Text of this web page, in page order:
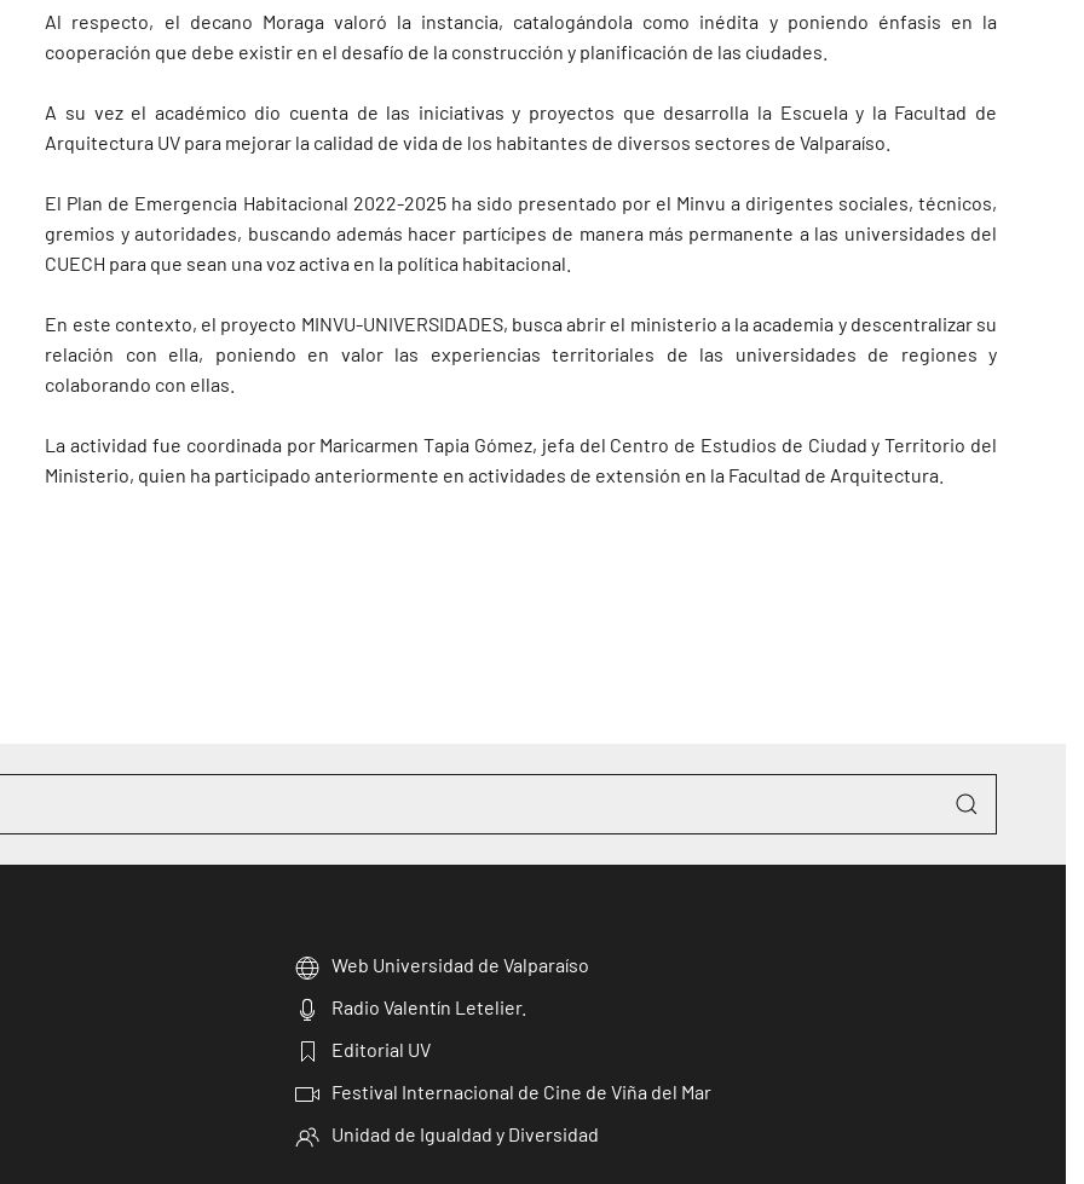
Al respecto, el decano Moraga valoró la instancia, catalogándola como inédita y poniendo énfasis en la
cooperación que debe existir en el desafío de la construcción y planificación de las ciudades.
A su vez el académico dio cuenta de las iniciativas y proyectos que desarrolla la Escuela y la Facultad de
Arquitectura UV para mejorar la calidad de vida de los habitantes de diversos sectores de Valparaíso.
El Plan de Emergencia Habitacional 2022-2025 ha sido presentado por el Minvu a dirigentes sociales, técnicos,
gremios y autoridades, buscando además hacer partícipes de manera más permanente a las universidades del
CUECH para que sean una voz activa en la política habitacional.
En este contexto, el proyecto MINVU-UNIVERSIDADES, busca abrir el ministerio a la academia y descentralizar su
relación con ella, poniendo en valor las experiencias territoriales de las universidades de regiones y
colaborando con ellas.
La actividad fue coordinada por Maricarmen Tapia Gómez, jefa del Centro de Estudios de Ciudad y Territorio del
Ministerio, quien ha participado anteriormente en actividades de extensión en la Facultad de Arquitectura.
Web Universidad de Valparaíso
Radio Valentín Letelier.
Editorial UV
Festival Internacional de Cine de Viña del Mar
Unidad de Igualdad y Diversidad